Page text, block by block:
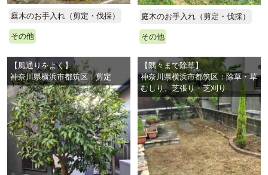
庭木のお手入れ（剪定・伐採）
その他
庭木のお手入れ（剪定・伐採）
その他
【風通りをよく】
神奈川県横浜市都筑区：剪定
【隅々まで除草】
神奈川県横浜市都筑区：除草・草
むしり、芝張り・芝刈り